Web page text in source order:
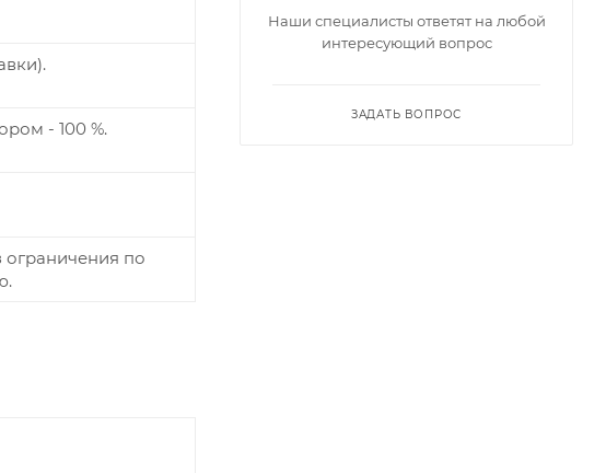
- 100 %.
по
Наши специалисты ответят на любой
интересующий вопрос
ЗАДАТЬ ВОПРОС